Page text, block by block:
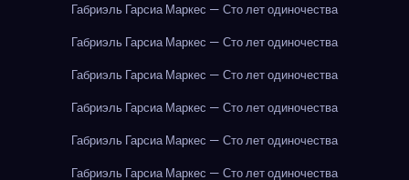
Габриэль Гарсиа Маркес — Сто лет одиночества
Габриэль Гарсиа Маркес — Сто лет одиночества
Габриэль Гарсиа Маркес — Сто лет одиночества
Габриэль Гарсиа Маркес — Сто лет одиночества
Габриэль Гарсиа Маркес — Сто лет одиночества
Габриэль Гарсиа Маркес — Сто лет одиночества